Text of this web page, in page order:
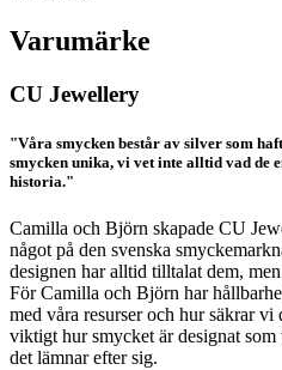
Varumärke
CU Jewellery
"Våra smycken består av silver som
smycken unika, vi vet inte alltid vad de
historia."
Camilla och Björn skapade CU
något på den svenska
designen har alltid tilltalat dem,
För Camilla och Björn har
med våra resurser och hur säkrar
viktigt hur smycket är designat
det lämnar efter sig.